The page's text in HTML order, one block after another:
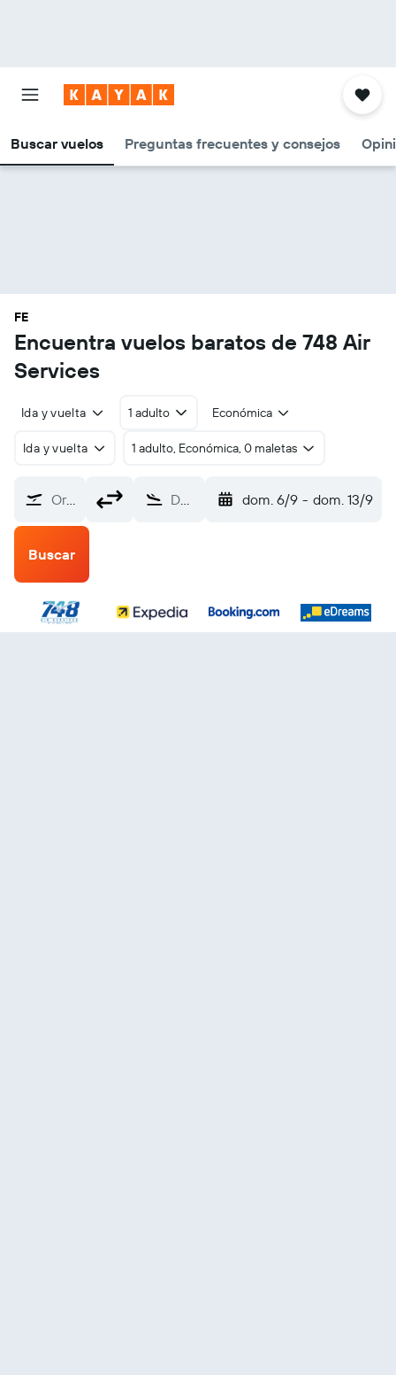
Buscar vuelos Preguntas frecuentes y consejos
FE
Encuentra vuelos baratos de 748 Air
Services
Ida y vuelta 1 adulto Económica
Ida y vuelta 1 adulto, Económica, 0 maletas
Origen Destino dom. 6/9 - dom. 13/9
Buscar